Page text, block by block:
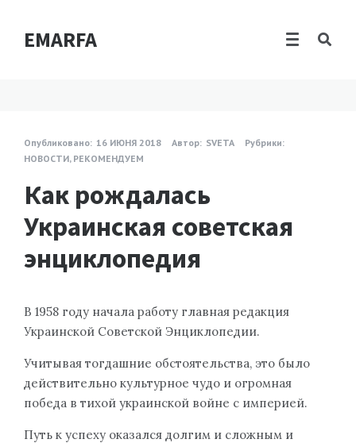
EMARFA
Опубликовано: 16 ИЮНЯ 2018 Автор: SVETA
Рубрики:
НОВОСТИ, РЕКОМЕНДУЕМ
Как рождалась
Украинская советская
энциклопедия
В 1958 году начала работу главная редакция
Украинской Советской Энциклопедии.
Учитывая тогдашние обстоятельства, это было
действительно культурное чудо и огромная
победа в тихой украинской войне с империей.
Путь к успеху оказался долгим и сложным и